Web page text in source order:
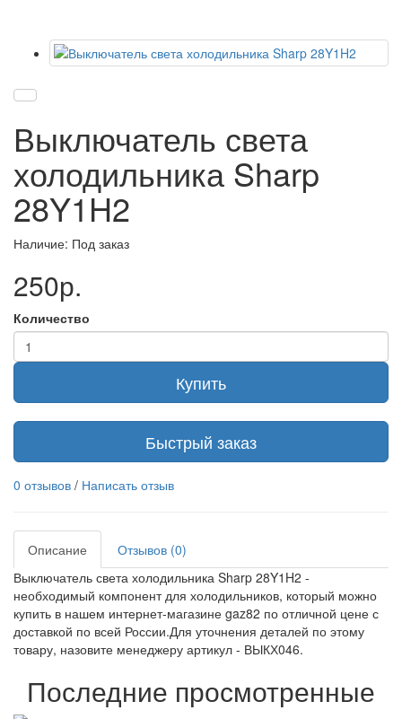
Выключатель света
холодильника Sharp
28Y1H2
Наличие: Под заказ
250р.
Количество
Купить
Быстрый заказ
0 отзывов / Написать отзыв
Описание
Отзывов (0)
Выключатель света холодильника Sharp 28Y1H2 -
необходимый компонент для холодильников, который можно
купить в нашем интернет-магазине gaz82 по отличной цене с
доставкой по всей России.Для уточнения деталей по этому
товару, назовите менеджеру артикул - ВЫКХ046.
Последние просмотренные